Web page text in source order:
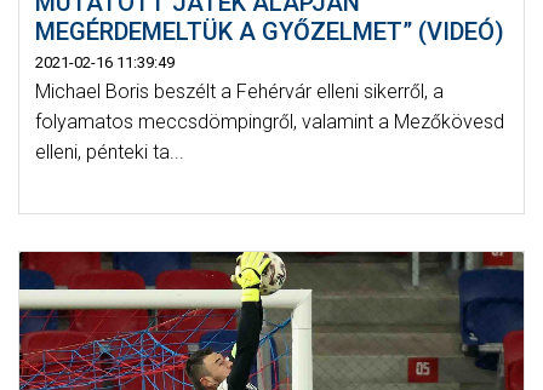
MEGÉRDEMELTÜK A GYŐZELMET” (VIDEÓ)
2021-02-16 11:39:49
Michael Boris beszélt a Fehérvár elleni sikerről, a
folyamatos meccsdömpingről, valamint a Mezőkövesd
elleni, pénteki ta...